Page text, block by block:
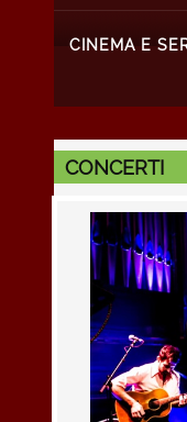
CINEMA E
CONCERTI